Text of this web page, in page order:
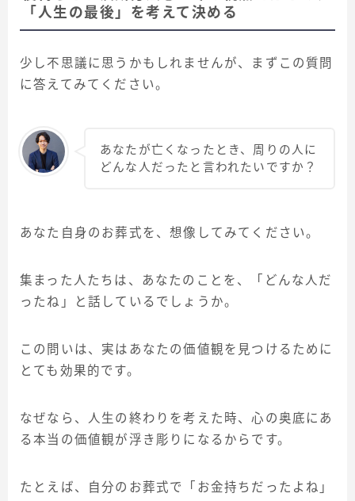
「人生の最後」を考えて決める
少し不思議に思うかもしれませんが、まずこの質問
に答えてみてください。
あなたが亡くなったとき、周りの人に
どんな人だったと言われたいですか？
あなた自身のお葬式を、想像してみてください。
集まった人たちは、あなたのことを、「どんな人だ
ったね」と話しているでしょうか。
この問いは、実はあなたの価値観を見つけるために
とても効果的です。
なぜなら、人生の終わりを考えた時、心の奥底にあ
る本当の価値観が浮き彫りになるからです。
たとえば、自分のお葬式で「お金持ちだったよね」